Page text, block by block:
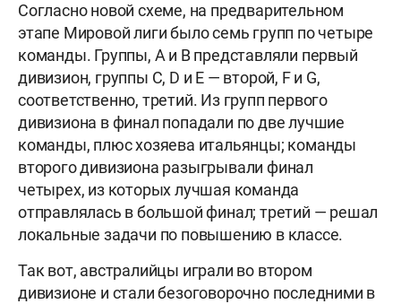
Согласно новой схеме, на предварительном
этапе Мировой лиги было семь групп по четыре
команды. Группы, А и В представляли первый
дивизион, группы С, D и E — второй, F и G,
соответственно, третий. Из групп первого
дивизиона в финал попадали по две лучшие
команды, плюс хозяева итальянцы; команды
второго дивизиона разыгрывали финал
четырех, из которых лучшая команда
отправлялась в большой финал; третий — решал
локальные задачи по повышению в классе.
Так вот, австралийцы играли во втором
дивизионе и стали безоговорочно последними в